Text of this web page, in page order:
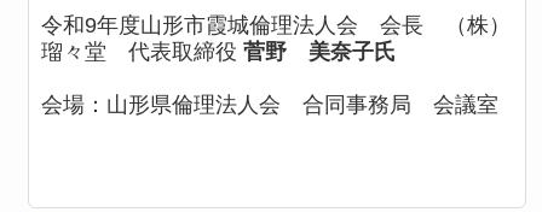
令和9年度山形市霞城倫理法人会 会長 （株）
瑠々堂 代表取締役 菅野 美奈子氏
会場： 山形県倫理法人会 合同事務局 会議室